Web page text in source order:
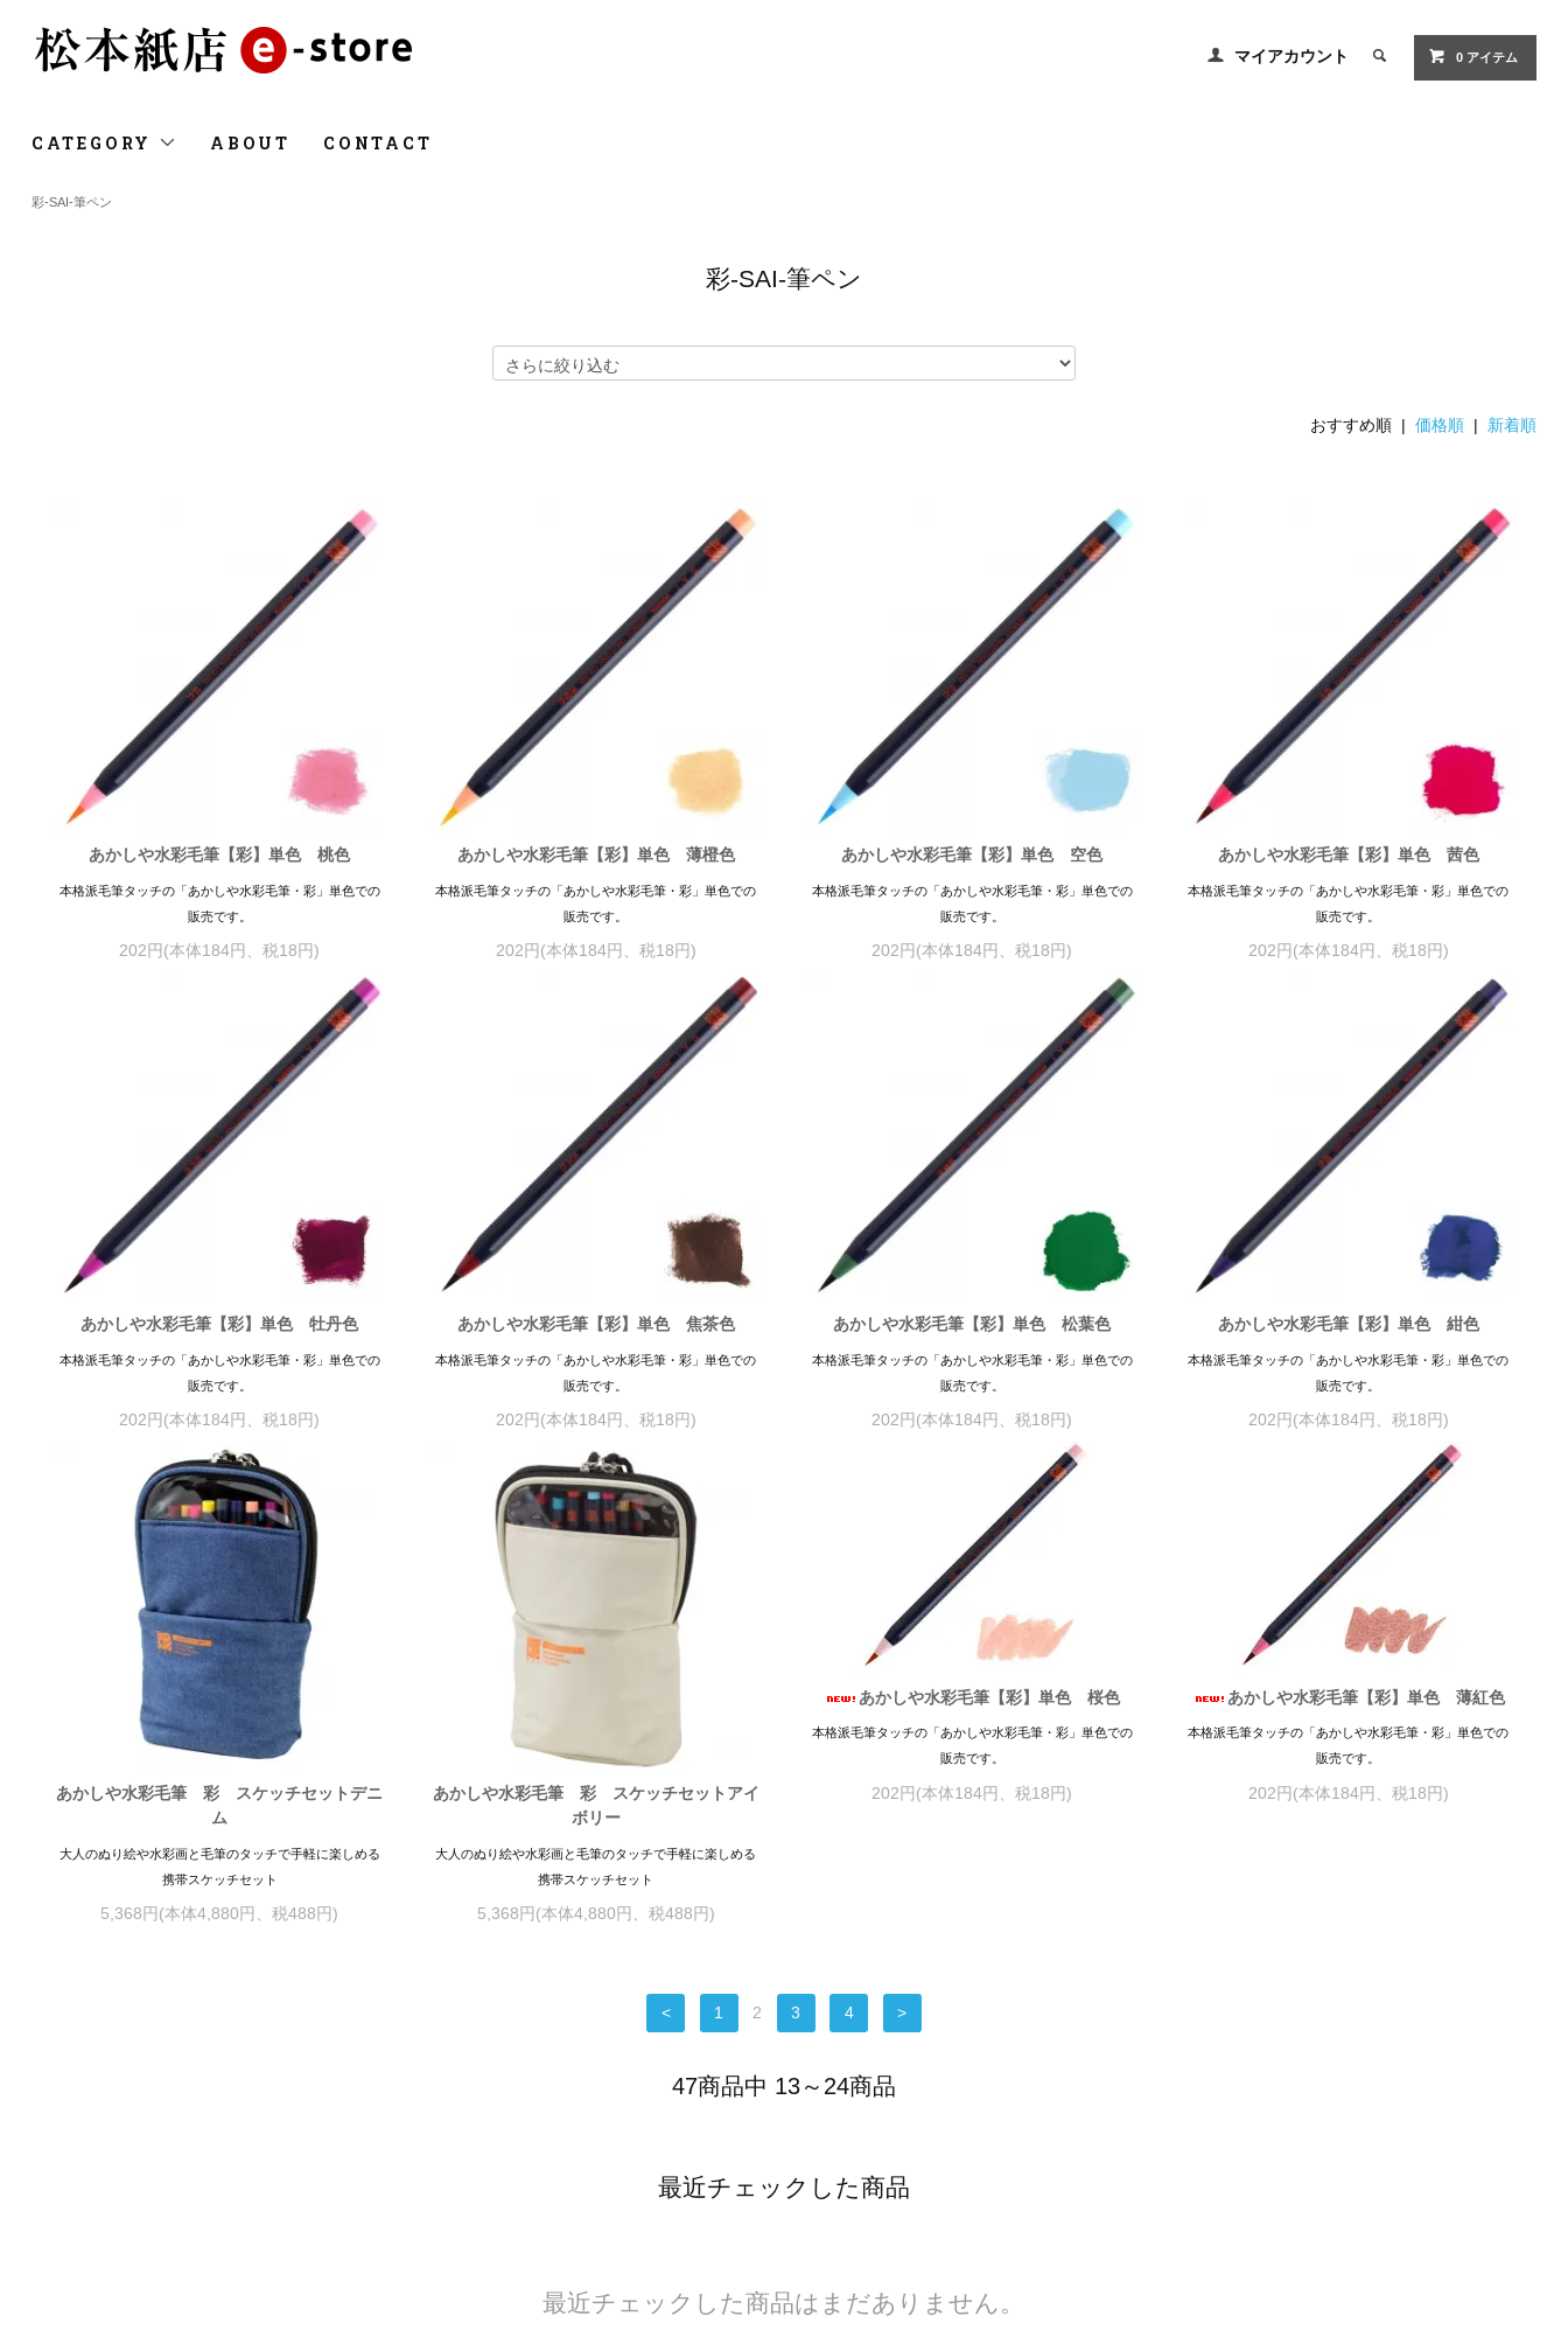
マイアカウント 0 アイテム
CATEGORY ABOUT CONTACT
彩-SAI-筆ペン
彩-SAI-筆ペン
おすすめ順 |価格順 | 新着順
あかしや水彩毛筆【彩】単色 桃色
本格派毛筆タッチの「あかしや水彩毛筆・彩」単色での
販売です。
202円(本体184円、税18円)
あかしや水彩毛筆【彩】単色 薄橙色
本格派毛筆タッチの「あかしや水彩毛筆・彩」単色での
販売です。
202円(本体184円、税18円)
あかしや水彩毛筆【彩】単色 空色
本格派毛筆タッチの「あかしや水彩毛筆・彩」単色での
販売です。
202円(本体184円、税18円)
あかしや水彩毛筆【彩】単色 茜色
本格派毛筆タッチの「あかしや水彩毛筆・彩」単色での
販売です。
202円(本体184円、税18円)
あかしや水彩毛筆【彩】単色 牡丹色
本格派毛筆タッチの「あかしや水彩毛筆・彩」単色での
販売です。
202円(本体184円、税18円)
あかしや水彩毛筆【彩】単色 焦茶色
本格派毛筆タッチの「あかしや水彩毛筆・彩」単色での
販売です。
202円(本体184円、税18円)
あかしや水彩毛筆【彩】単色 松葉色
本格派毛筆タッチの「あかしや水彩毛筆・彩」単色での
販売です。
202円(本体184円、税18円)
あかしや水彩毛筆【彩】単色 紺色
本格派毛筆タッチの「あかしや水彩毛筆・彩」単色での
販売です。
202円(本体184円、税18円)
あかしや水彩毛筆 彩 スケッチセットデニ
ム
大人のぬり絵や水彩画と毛筆のタッチで手軽に楽しめる
携帯スケッチセット
5,368円(本体4,880円、税488円)
あかしや水彩毛筆 彩 スケッチセットアイ
ボリー
大人のぬり絵や水彩画と毛筆のタッチで手軽に楽しめる
携帯スケッチセット
5,368円(本体4,880円、税488円)
あかしや水彩毛筆【彩】単色 桜色
本格派毛筆タッチの「あかしや水彩毛筆・彩」単色での
販売です。
202円(本体184円、税18円)
あかしや水彩毛筆【彩】単色 薄紅色
本格派毛筆タッチの「あかしや水彩毛筆・彩」単色での
販売です。
202円(本体184円、税18円)
< 1 2 3 4 >
47商品中 13～24商品
最近チェックした商品
最近チェックした商品はまだありません。